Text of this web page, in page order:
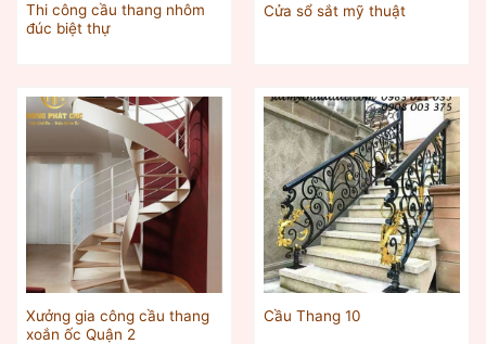
Thi công cầu thang nhôm
đúc biệt thự
Cửa sổ sắt mỹ thuật
Xưởng gia công cầu thang
xoắn ốc Quận 2
Cầu Thang 10